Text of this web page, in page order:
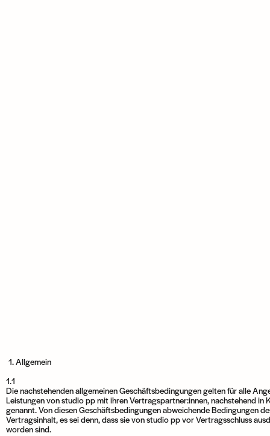
1. Allgemein
1.1
Die nachstehenden allgemeinen Geschäftsbedingungen gelten für alle
Leistungen von studio pp mit ihren Vertragspartner:innen, nachstehend in
genannt. Von diesen Geschäftsbedingungen abweichende Bedingungen
Vertragsinhalt, es sei denn, dass sie von studio pp vor Vertragsschluss
worden sind.